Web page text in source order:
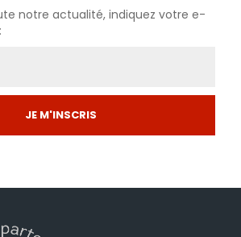
notre actualité, indiquez votre e-
JE M'INSCRIS